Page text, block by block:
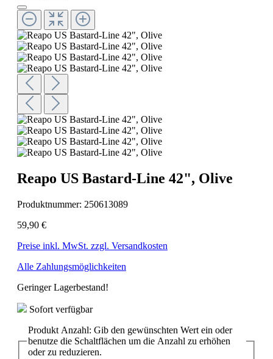
Reapo US Bastard-Line 42", Olive
Produktnummer: 250613089
59,90 €
Preise inkl. MwSt. zzgl. Versandkosten
Alle Zahlungsmöglichkeiten
Geringer Lagerbestand!
Sofort verfügbar
Produkt Anzahl: Gib den gewünschten Wert ein oder
benutze die Schaltflächen um die Anzahl zu erhöhen
oder zu reduzieren.